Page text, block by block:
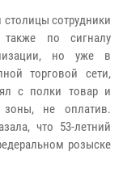
сотрудники
также по сигналу
но уже в
торговой сети,
с полки товар и
не оплатив.
что 53-летний
розыске